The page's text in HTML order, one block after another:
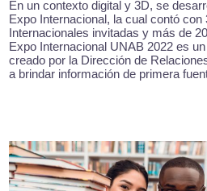
En un contexto digital y 3D, se
Expo Internacional, la cual contó con
Internacionales invitadas y más de
Expo Internacional UNAB 2022 es
creado por la Dirección de
a brindar información de primera